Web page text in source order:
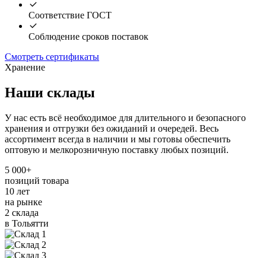
Соответствие ГОСТ
Соблюдение сроков поставок
Смотреть сертификаты
Хранение
Наши склады
У нас есть всё необходимое для длительного и безопасного
хранения и отгрузки без ожиданий и очередей. Весь
ассортимент всегда в наличии и мы готовы обеспечить
оптовую и мелкорозничную поставку любых позиций.
5 000+
позиций товара
10 лет
на рынке
2 склада
в Тольятти